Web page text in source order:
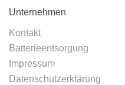
Unternehmen
Kontakt
Batterieentsorgung
Impressum
Datenschutzerklärung